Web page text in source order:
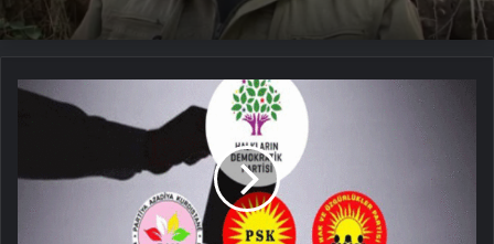
ب
گۆتنه‌ک
ڕاستیا
پارتیێن
باكورێ
كوردستانێ